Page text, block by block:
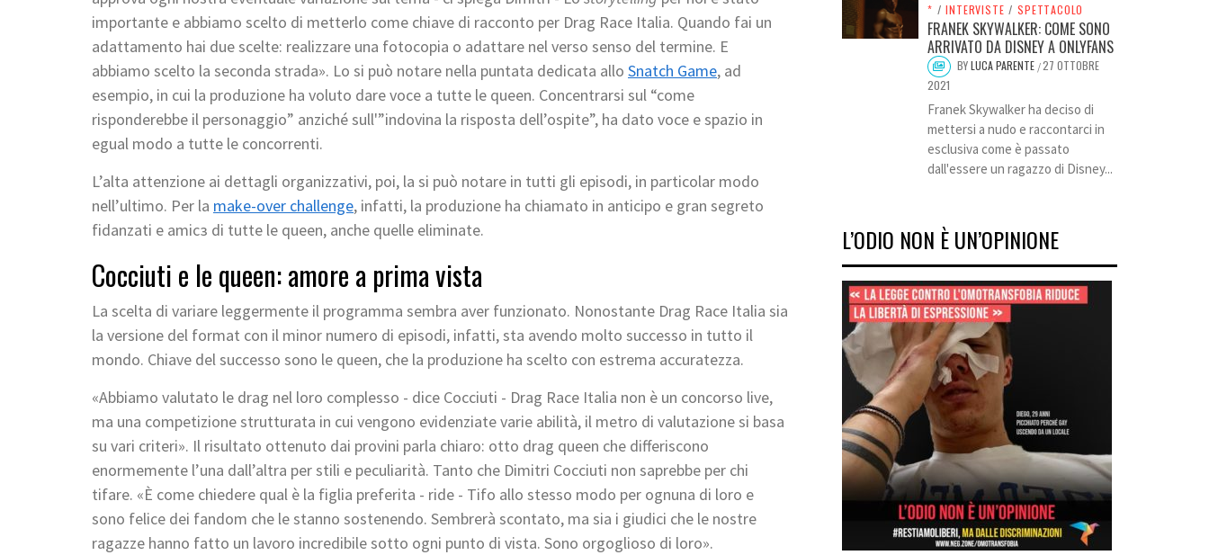
importante e abbiamo scelto di metterlo come chiave di racconto per Drag Race Italia. Quando fai un
adattamento hai due scelte: realizzare una fotocopia o adattare nel verso senso del termine. E
abbiamo scelto la seconda strada». Lo si può notare nella puntata dedicata allo Snatch Game, ad
esempio, in cui la produzione ha voluto dare voce a tutte le queen. Concentrarsi sul “come
risponderebbe il personaggio” anziché sull'”indovina la risposta dell’ospite”, ha dato voce e spazio in
egual modo a tutte le concorrenti.
L’alta attenzione ai dettagli organizzativi, poi, la si può notare in tutti gli episodi, in particolar modo
nell’ultimo. Per la make-over challenge, infatti, la produzione ha chiamato in anticipo e gran segreto
fidanzati e amicз di tutte le queen, anche quelle eliminate.
Cocciuti e le queen: amore a prima vista
La scelta di variare leggermente il programma sembra aver funzionato. Nonostante Drag Race Italia sia
la versione del format con il minor numero di episodi, infatti, sta avendo molto successo in tutto il
mondo. Chiave del successo sono le queen, che la produzione ha scelto con estrema accuratezza.
«Abbiamo valutato le drag nel loro complesso - dice Cocciuti - Drag Race Italia non è un concorso live,
ma una competizione strutturata in cui vengono evidenziate varie abilità, il metro di valutazione si basa
su vari criteri». Il risultato ottenuto dai provini parla chiaro: otto drag queen che differiscono
enormemente l’una dall’altra per stili e peculiarità. Tanto che Dimitri Cocciuti non saprebbe per chi
tifare. «È come chiedere qual è la figlia preferita - ride - Tifo allo stesso modo per ognuna di loro e
sono felice dei fandom che le stanno sostenendo. Sembrerà scontato, ma sia i giudici che le nostre
ragazze hanno fatto un lavoro incredibile sotto ogni punto di vista. Sono orgoglioso di loro».
* / INTERVISTE / SPETTACOLO
FRANEK SKYWALKER: COME SONO
ARRIVATO DA DISNEY A ONLYFANS
BYLUCA PARENTE /27 OTTOBRE
2021
Franek Skywalker ha deciso di
mettersi a nudo e raccontarci in
esclusiva come è passato
dall'essere un ragazzo di Disney...
L’ODIO NON È UN’OPINIONE